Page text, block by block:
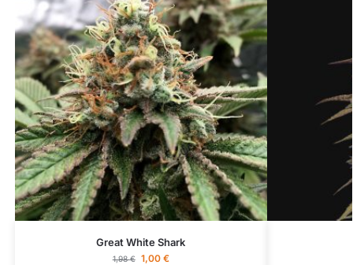
Great White Shark
1,98€ 1,00 €